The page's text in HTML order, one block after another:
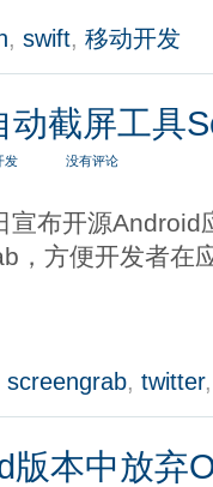
, swift, 移动开发
动截屏工具
发 没有评论
宣布开源Android
，方便开发者在
screengrab, twitter
版本中放弃